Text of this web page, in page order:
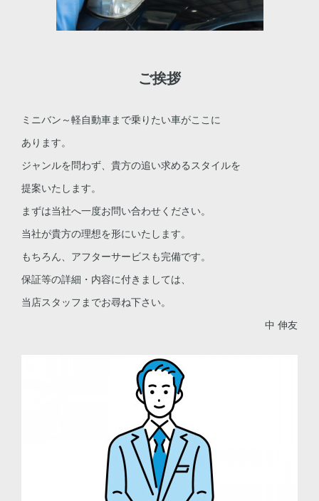
ご挨拶
ミニバン～軽自動車まで乗りたい車がここに
あります。
ジャンルを問わず、貴方の追い求めるスタイルを
提案いたします。
まずは当社へ一度お問い合わせください。
当社が貴方の理想を形にいたします。
もちろん、アフターサービスも完備です。
保証等の詳細・内容に付きましては、
当店スタッフまでお尋ね下さい。
中 伸友